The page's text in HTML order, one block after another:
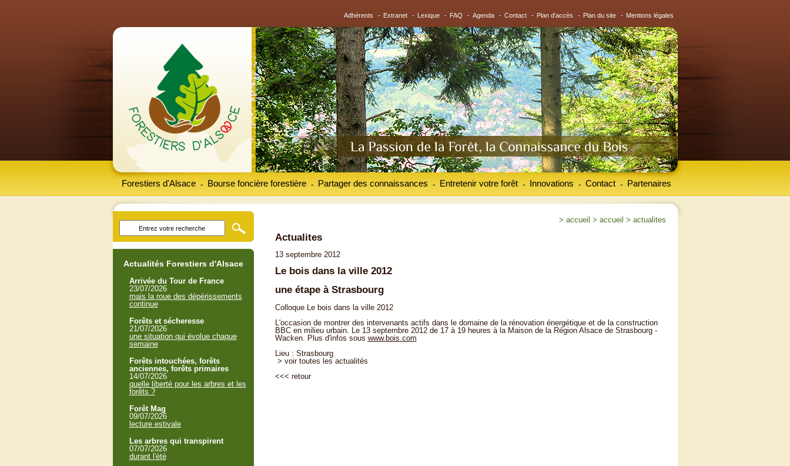
Adhérents - Extranet - Lexique - FAQ - Agenda - Contact - Plan d'accès - Plan du site - Mentions légales
Forestiers d'Alsace Bourse foncière forestière
- Partager des connaissances
- Entretenir votre forêt
- Innovations
- Contact
- Partenaires
-
> accueil > accueil > actualites
Actualites
13 septembre 2012
Le bois dans la ville 2012
une étape à Strasbourg
Colloque Le bois dans la ville 2012
L'occasion de montrer des intervenants actifs dans le domaine de la rénovation énergétique et de la construction
BBC en milieu urbain. Le 13 septembre 2012 de 17 à 19 heures à la Maison de la Région Alsace de Strasbourg -
Wacken. Plus d'infos sous www.bois.com
Lieu : Strasbourg
> voir toutes les actualités
<<< retour
Actualités Forestiers d'Alsace
Arrivée du Tour de France
23/07/2026
mais la roue des dépérissements
continue
Forêts et sécheresse
21/07/2026
une situation qui évolue chaque
semaine
Forêts intouchées, forêts
anciennes, forêts primaires
14/07/2026
quelle liberté pour les arbres et les
forêts ?
Forêt Mag
09/07/2026
lecture estivale
Les arbres qui transpirent
07/07/2026
durant l'été